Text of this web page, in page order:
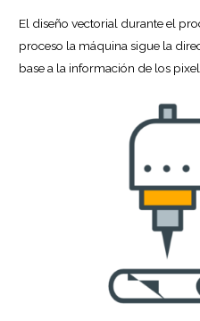
El diseño vectorial durante el
proceso la máquina sigue la
base a la información de los